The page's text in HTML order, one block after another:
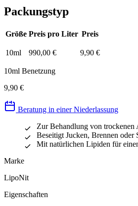
Packungstyp
Größe Preis pro Liter Preis
10ml 990,00 € 9,90 €
10ml Benetzung
9,90 €
Beratung in einer Niederlassung
Zur Behandlung von trockenen
Beseitigt Jucken, Brennen oder
Mit natürlichen Lipiden für
Marke
LipoNit
Eigenschaften